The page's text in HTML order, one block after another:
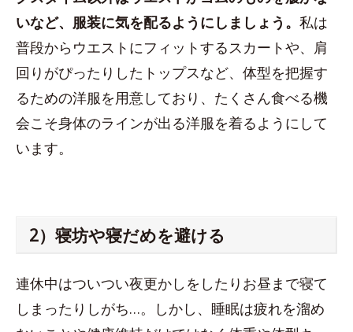
いなど、服装に気を配るようにしましょう。 私は
普段からウエストにフィットするスカートや、肩
回りがぴったりしたトップスなど、体型を把握す
るための洋服を用意しており、たくさん食べる機
会こそ身体のラインが出る洋服を着るようにして
います。
2）寝坊や寝だめを避ける
連休中はついつい夜更かしをしたりお昼まで寝て
しまったりしがち…。しかし、睡眠は疲れを溜め